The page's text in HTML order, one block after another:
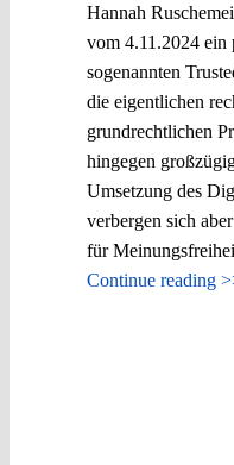
Hannah
vom 4.11.2024
sogenannten
die eigentlichen
grundrechtlichen
hingegen
Umsetzung des
verbergen sich
für
Continue reading